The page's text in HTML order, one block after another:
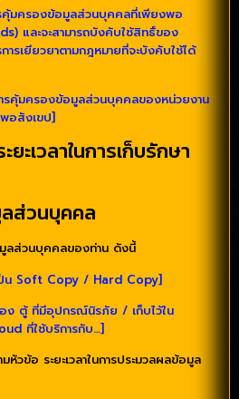
คุ้มครองข้อมูลส่วนบุคคลที่เพียงพอ
และจะสามารถบังคับใช้สิทธิ์ของ
ารเยียวยาตามกฎหมายที่จะบังคับใช้ได้
รคุ้มครองข้อมูลส่วนบุคคลของหน่วยงาน
อสังเขป]
ยะเวลาในการเก็บรักษา
ส่วนบุคคล
ลส่วนบุคคลของท่าน ดังนี้
น Soft Copy / Hard Copy]
อง ตู้ ที่มีอุปกรณ์นิรภัย / เก็บไว้ใน
ที่ใช้บริการกับ…]
หัวข้อ ระยะเวลาในการประมวลผลข้อมูล